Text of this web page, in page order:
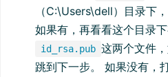
（C:\Users\dell）目录下
如果有，再看看这个目录
id_rsa.pub 这两个文件
跳到下一步。 如果没有，